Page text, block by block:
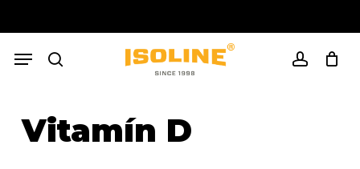
content
search account
Menu
Cart Close
Vitamín D